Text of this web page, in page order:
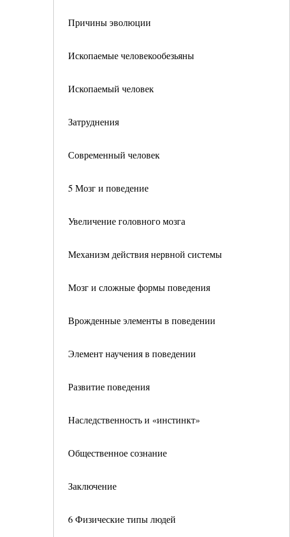
Причины эволюции
Ископаемые человекообезьяны
Ископаемый человек
Затруднения
Современный человек
5 Мозг и поведение
Увеличение головного мозга
Механизм действия нервной системы
Мозг и сложные формы поведения
Врожденные элементы в поведении
Элемент научения в поведении
Развитие поведения
Наследственность и «инстинкт»
Общественное сознание
Заключение
6 Физические типы людей